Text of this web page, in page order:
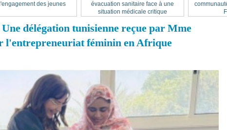
évacuation sanitaire face à une
situation médicale critique
des jeunes
délégation tunisienne reçue par Mme
l'entrepreneuriat féminin en Afrique